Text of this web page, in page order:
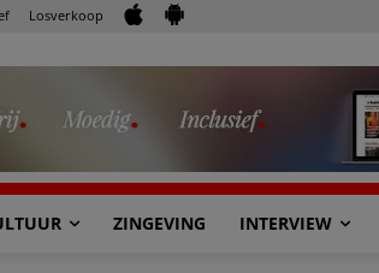
Losverkoop
ZINGEVING INTERVIEW